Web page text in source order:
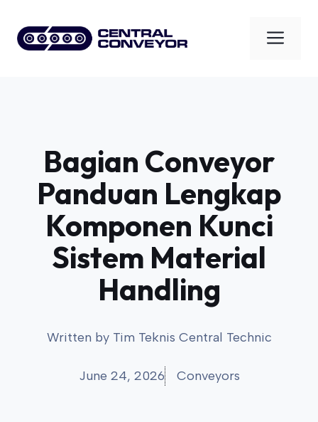
content
Bagian Conveyor
Panduan Lengkap
Komponen Kunci
Sistem Material
Handling
Written by Tim Teknis Central Technic
June 24, 2026 Conveyors